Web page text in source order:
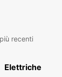
recenti
Elettriche